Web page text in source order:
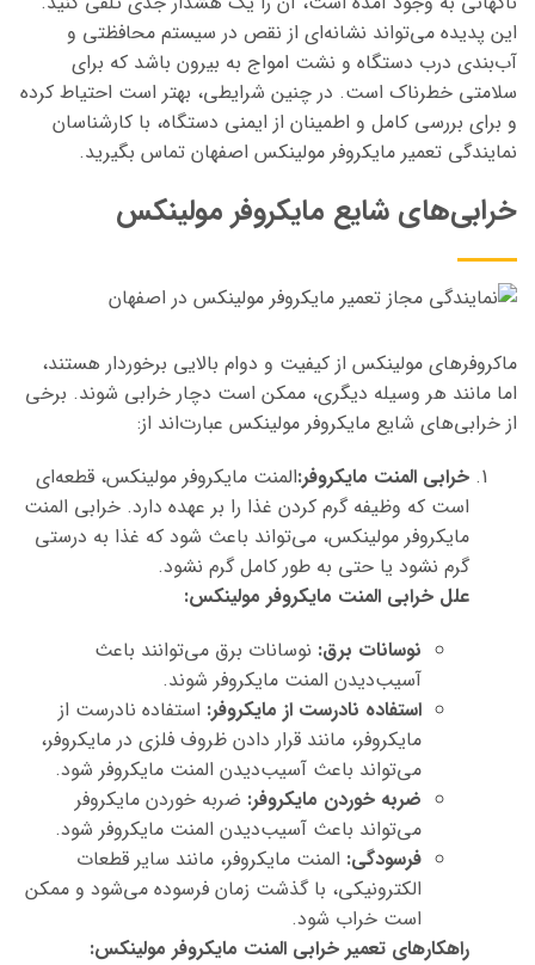
این پدیده می‌تواند نشانه‌ای از نقص در سیستم محافظتی و
آب‌بندی درب دستگاه و نشت امواج به بیرون باشد که برای
سلامتی خطرناک است. در چنین شرایطی، بهتر است احتیاط کرده
و برای بررسی کامل و اطمینان از ایمنی دستگاه، با کارشناسان
نمایندگی تعمیر مایکروفر مولینکس اصفهان تماس بگیرید.
خرابی‌های شایع مایکروفر مولینکس
ماکروفرهای مولینکس از کیفیت و دوام بالایی برخوردار هستند،
اما مانند هر وسیله دیگری، ممکن است دچار خرابی شوند. برخی
از خرابی‌های شایع مایکروفر مولینکس عبارت‌اند از:
خرابی المنت مایکروفر:المنت مایکروفر مولینکس، قطعه‌ای
است که وظیفه گرم کردن غذا را بر عهده دارد. خرابی المنت
مایکروفر مولینکس، می‌تواند باعث شود که غذا به درستی
گرم نشود یا حتی به طور کامل گرم نشود.
علل خرابی المنت مایکروفر مولینکس:
نوسانات برق: نوسانات برق می‌توانند باعث
آسیب‌دیدن المنت مایکروفر شوند.
استفاده نادرست از مایکروفر: استفاده نادرست از
مایکروفر، مانند قرار دادن ظروف فلزی در مایکروفر،
می‌تواند باعث آسیب‌دیدن المنت مایکروفر شود.
ضربه خوردن مایکروفر: ضربه خوردن مایکروفر
می‌تواند باعث آسیب‌دیدن المنت مایکروفر شود.
فرسودگی: المنت مایکروفر، مانند سایر قطعات
الکترونیکی، با گذشت زمان فرسوده می‌شود و ممکن
است خراب شود.
راهکارهای تعمیر خرابی المنت مایکروفر مولینکس: